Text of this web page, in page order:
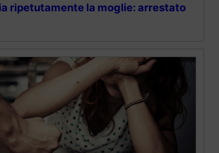
ripetutamente la moglie: arrestato